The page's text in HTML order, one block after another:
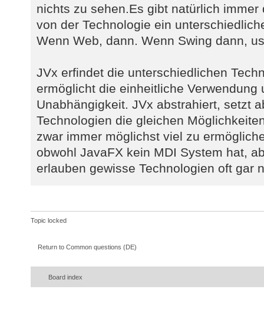
nichts zu sehen.Es gibt natürlich
von der Technologie ein
Wenn Web, dann. Wenn Swing dann,
JVx erfindet die unterschiedlichen
ermöglicht die einheitliche Verwendung
Unabhängigkeit. JVx abstrahiert, setzt
Technologien die gleichen
zwar immer möglichst viel zu
obwohl JavaFX kein MDI System hat,
erlauben gewisse Technologien oft gar
Topic locked
Return to Common questions (DE)
Board index